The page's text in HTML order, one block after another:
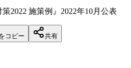
2022 施策例』2022年10月公表
コピー 共有